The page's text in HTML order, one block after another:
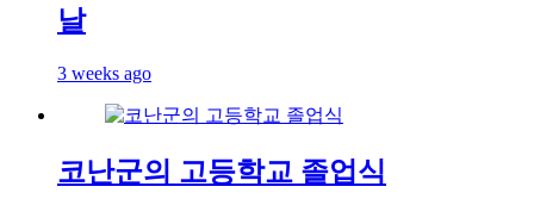
날
3 weeks ago
코난군의 고등학교 졸업식